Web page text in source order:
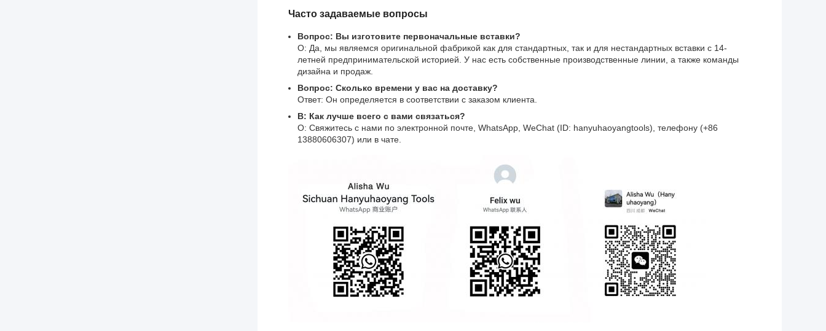
Часто задаваемые вопросы
Вопрос: Вы изготовите первоначальные вставки?
О: Да, мы являемся оригинальной фабрикой как для стандартных, так и для нестандартных вставки с 14-
летней предпринимательской историей. У нас есть собственные производственные линии, а также команды
дизайна и продаж.
Вопрос: Сколько времени у вас на доставку?
Ответ: Он определяется в соответствии с заказом клиента.
В: Как лучше всего с вами связаться?
О: Свяжитесь с нами по электронной почте, WhatsApp, WeChat (ID: hanyuhaoyangtools), телефону (+86
13880606307) или в чате.